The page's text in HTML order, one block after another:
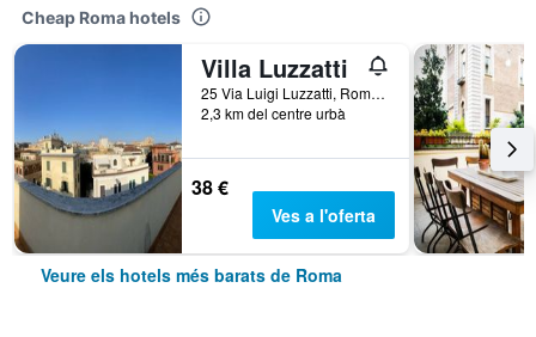
Cheap Roma hotels
Villa Luzzatti
25 Via Luigi Luzzatti, Roma, Itàlia
2,3 km del centre urbà
38 €
Ves a l'oferta
Veure els hotels més barats de Roma